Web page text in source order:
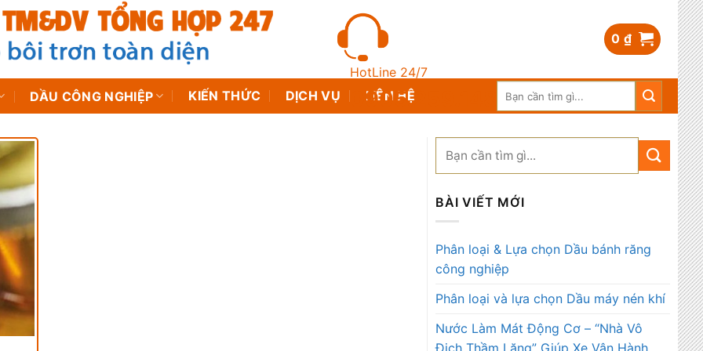
HotLine 24/7
0905.259.148
0 ₫
DẦU CÔNG NGHIỆP KIẾN THỨC DỊCH VỤ LIÊN HỆ
for:
BÀI VIẾT MỚI
Phân loại & Lựa chọn Dầu bánh răng
công nghiệp
Phân loại và lựa chọn Dầu máy nén khí
Nước Làm Mát Động Cơ – “Nhà Vô